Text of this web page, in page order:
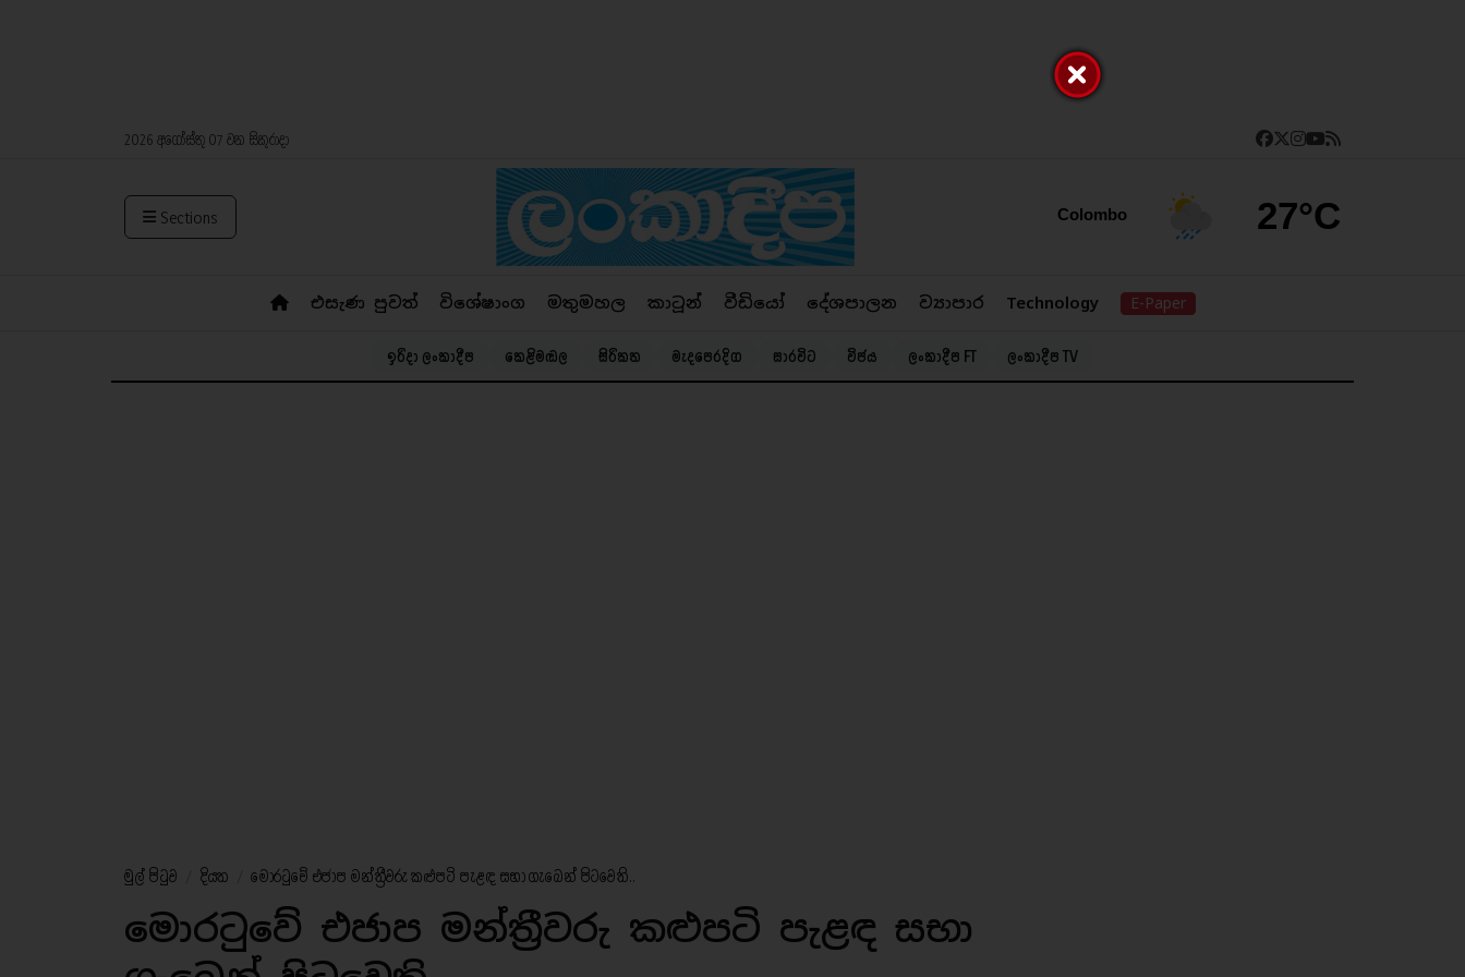
2026 අගෝස්තු 07 වන සිකුරාදා
Sections Colombo 27°C
එසැණ පුවත් විශේෂාංග මතුමහල කාටූන් වීඩියෝ දේශපාලන ව්‍යාපාර Technology E-Paper
ඉරිදා ලංකාදීප කෙළිමඬල සිරිකත මැදපෙරදිග සාරවිට විජය ලංකාදීප FT ලංකාදීප TV
මුල් පිටුව දියත මොරටුවේ එජාප මන්ත්‍රීවරු කළුපටි පැළඳ සභා ගැබෙන් පිටවෙති..
මොරටුවේ එජාප මන්ත්‍රීවරු කළුපටි පැළඳ සභා